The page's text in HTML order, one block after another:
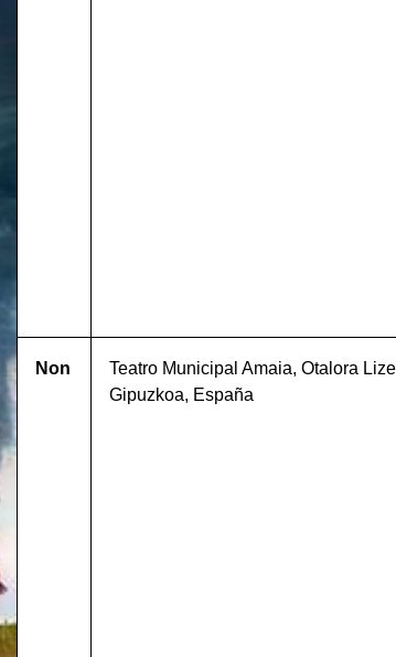
Non
Teatro Municipal Amaia, Otalora
Gipuzkoa, España